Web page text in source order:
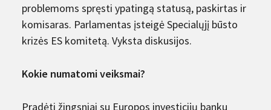
problemoms spręsti ypatingą statusą, paskirtas ir
komisaras. Parlamentas įsteigė Specialųjį būsto
krizės ES komitetą. Vyksta diskusijos.
Kokie numatomi veiksmai?
Pradėti žingsniai su Europos investicijų banku